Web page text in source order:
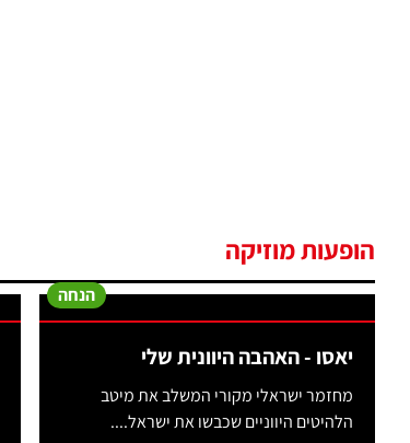
הופעות מוזיקה
הנחה
יאסו - האהבה היוונית שלי
מחזמר ישראלי מקורי המשלב את מיטב
הלהיטים היווניים שכבשו את ישראל....